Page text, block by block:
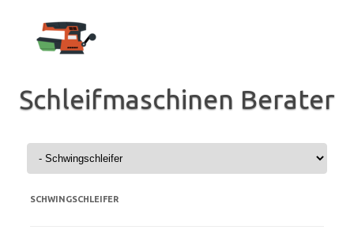
springen
Schleifmaschinen Berater
SCHWINGSCHLEIFER